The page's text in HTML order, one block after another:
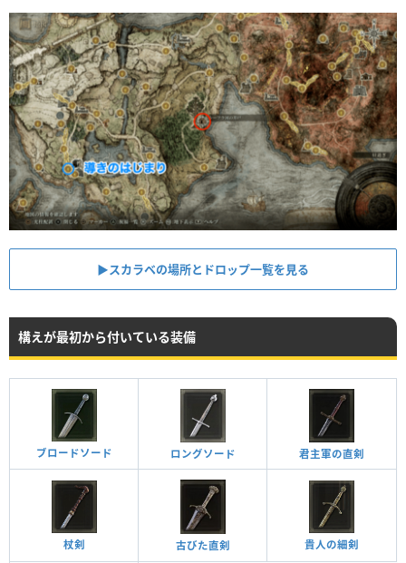
▶スカラベの場所とドロップ一覧を見る
構えが最初から付いている装備
ブロードソード ロングソード 君主軍の直剣
杖剣 古びた直剣 貴人の細剣